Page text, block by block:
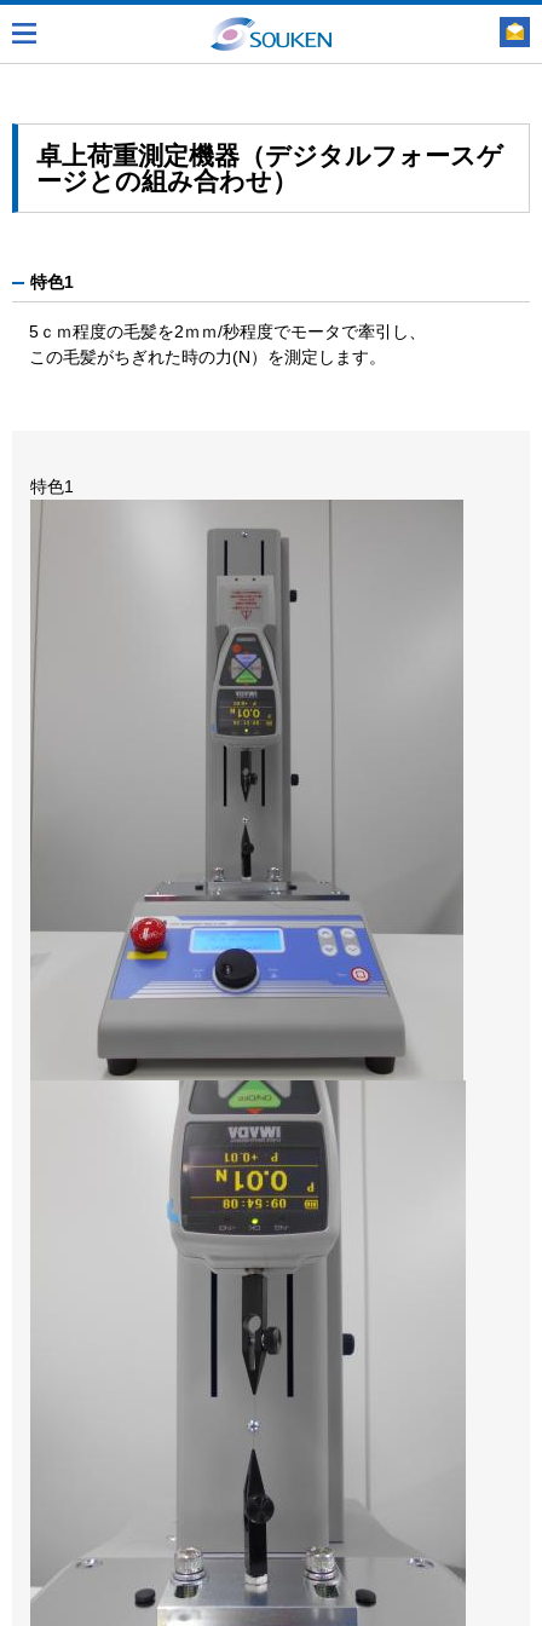
卓上荷重測定機器（デジタルフォースゲ
ージとの組み合わせ）
特色1
5ｃｍ程度の毛髪を2ｍｍ/秒程度でモータで牽引し、
この毛髪がちぎれた時の力(N）を測定します。
特色1